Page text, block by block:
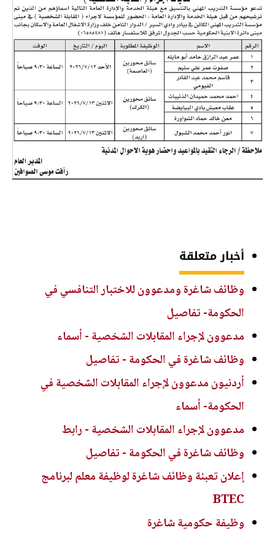
أخبار متعلقة
وظائف شاغرة ومدعوون للاختبار التنافسي في
الحكومة- تفاصيل
مدعوون لإجراء المقابلات الشخصية - أسماء
وظائف شاغرة في الحكومة - تفاصيل
أردنيون مدعوون لإجراء المقابلات الشخصية في
الحكومة- أسماء
مدعوون لإجراء المقابلات الشخصية - رابط
وظائف شاغرة في الحكومة - تفاصيل
إعلان تعبئة وظائف شاغرة لوظيفة معلم لبرنامج
BTEC
وظيفة حكومية شاغرة